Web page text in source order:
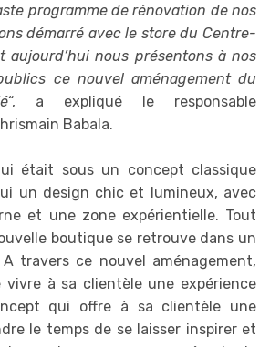
programme de rénovation de nos
démarré avec le store du Centre-
aujourd’hui nous présentons à nos
ce nouvel aménagement du
“, a expliqué le responsable
Babala.
était sous un concept classique
un design chic et lumineux, avec
et une zone expérientielle. Tout
boutique se retrouve dans un
travers ce nouvel aménagement,
à sa clientèle une expérience
qui offre à sa clientèle une
le temps de se laisser inspirer et